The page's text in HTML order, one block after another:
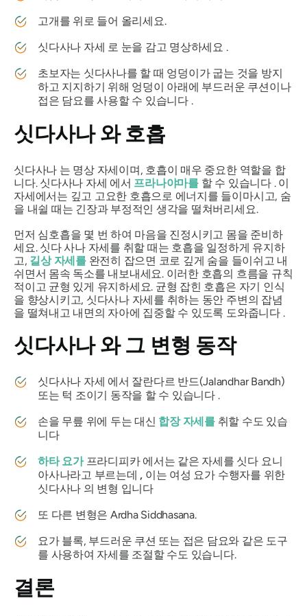
고개를 위로 들어 올리세요.
싯다사나 자세 로 눈을 감고 명상하세요 .
초보자는 싯다사나를 할 때 엉덩이가 굽는 것을 방지
하고 지지하기 위해 엉덩이 아래에 부드러운 쿠션이나
접은 담요를 사용할 수 있습니다 .
싯다사나와 호흡
싯다사나 는 명상 자세이며, 호흡이 매우 중요한 역할을 합
니다. 싯다사나 자세 에서 프라나야마를할 수 있습니다 . 이
자세에서는 깊고 고요한 호흡으로 에너지를 들이마시고, 숨
을 내쉴 때는 긴장과 부정적인 생각을 떨쳐버리세요.
먼저 심호흡을 몇 번 하여 마음을 진정시키고 몸을 준비하
세요. 싯다사나 자세를 취할 때는 호흡을 일정하게 유지하
고, 길상 자세를완전히 잡으면 코로 깊게 숨을 들이쉬고 내
쉬면서 몸속 독소를 내보내세요. 이러한 호흡의 흐름을 규칙
적이고 균형 있게 유지하세요. 균형 잡힌 호흡은 자기 인식
을 향상시키고, 싯다사나 자세를 취하는 동안 주변의 잡념
을 떨쳐내고 내면의 자아에 집중할 수 있도록 도와줍니다 .
싯다사나와 그 변형 동작
싯다사나 자세 에서 잘란다르 반드(Jalandhar Bandh)
또는 턱 조이기 동작을 할 수 있습니다 .
손을 무릎 위에 두는 대신 합장 자세를취할 수도 있습
니다
하타 요가프라디피카 에서는 같은 자세를 싯다 요니
아사나라고 부르는데 , 이는 여성 요가 수행자를 위한
싯다사나 의 변형 입니다
또 다른 변형은 Ardha Siddhasana.
요가 블록, 부드러운 쿠션 또는 접은 담요와 같은 도구
를 사용하여 자세를 조절할 수도 있습니다.
결론